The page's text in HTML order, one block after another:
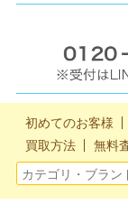
初めてのお客様
買取方法
無料